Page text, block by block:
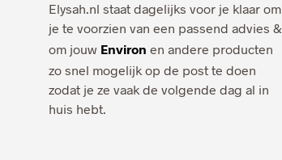
Elysah.nl staat dagelijks voor je klaar om
je te voorzien van een passend advies &
om jouw Environ en andere producten
zo snel mogelijk op de post te doen
zodat je ze vaak de volgende dag al in
huis hebt.